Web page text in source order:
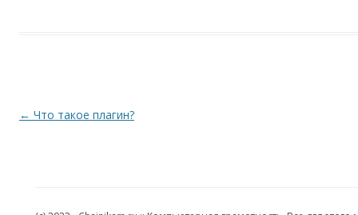
Навигация по записям
← Что такое плагин?